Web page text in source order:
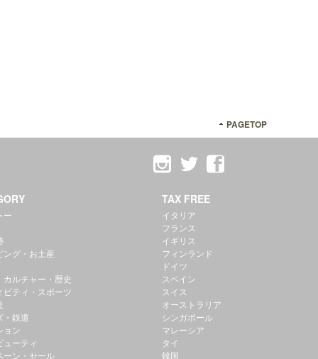
PAGETOP
ー
ング・お土産
カルチャー・歴史
ビティ・スポーツ
・鉄道
ョン
ューティ
ーン・セール
TAX FREE
イタリア
フランス
イギリス
フィンランド
ドイツ
スペイン
スイス
オーストラリア
シンガポール
マレーシア
タイ
韓国